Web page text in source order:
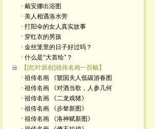
· 戴安娜出浴图
· 美人相遇洛水旁
· 打阳伞的女人真实故事
· 穿红衣的男孩
· 金丝笼里的日子好过吗？
· 什么是“大首绘"？
【[红叶原创]祖传名画一百幅】
· 祖传名画 《虢国夫人低碳游春图
· 祖传名画 《对酒当歌，人参几何
· 祖传名画 《二龙戏猪》
· 祖传名画 《步辇新图》
· 祖传名画 《洛神赋新图》